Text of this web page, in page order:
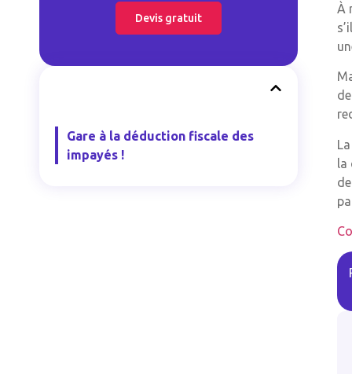
Devis gratuit
Gare à la déduction fiscale des
impayés !
À